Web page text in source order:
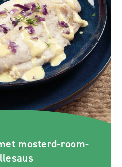
mosterd-room-